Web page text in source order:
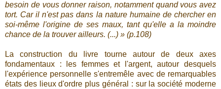
besoin de vous donner raison, notamment quand vous avez
tort. Car il n'est pas dans la nature humaine de chercher en
soi-même l'origine de ses maux, tant qu'elle a la moindre
chance de la trouver ailleurs. (...) » (p.108)
La construction du livre tourne autour de deux axes
fondamentaux : les femmes et l'argent, autour desquels
l'expérience personnelle s'entremêle avec de remarquables
états des lieux d'ordre plus général : sur la société moderne